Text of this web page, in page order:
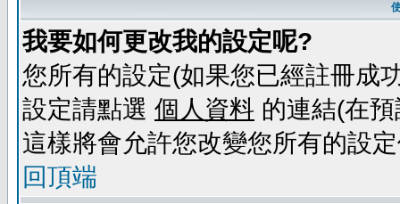
我要如何更改我的設定呢?
您所有的設定(如果您已經註冊成
設定請點選 個人資料 的連結(在
這樣將會允許您改變您所有的設
回頂端